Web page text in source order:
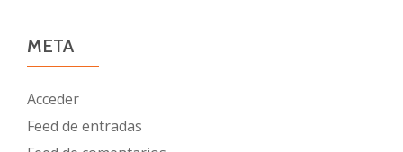
META
Acceder
Feed de entradas